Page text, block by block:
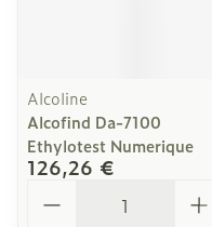
Alcoline
Alcofind Da-7100
Ethylotest Numerique
126,26 €